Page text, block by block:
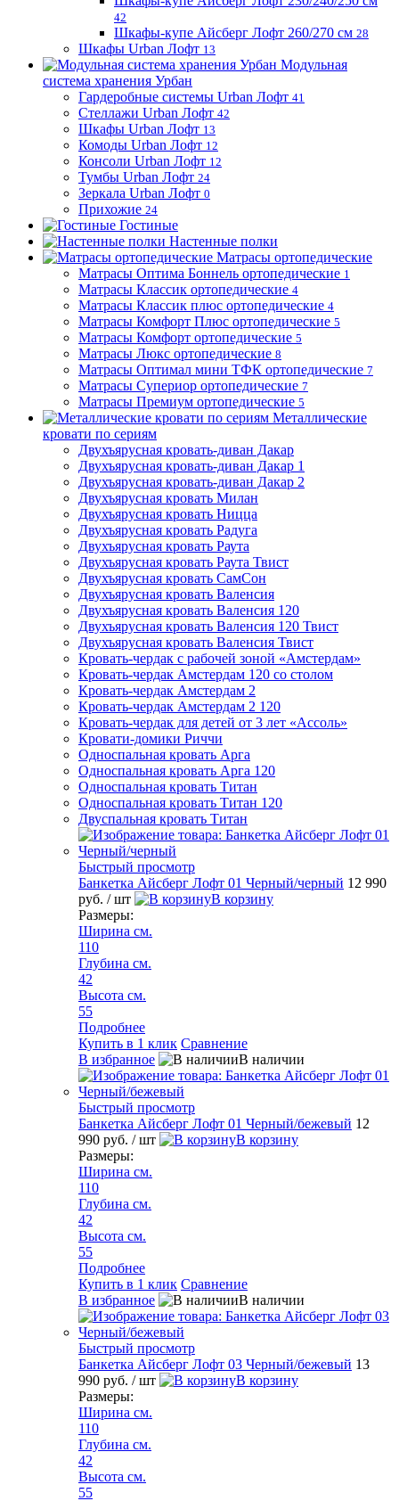
42
Шкафы-купе Айсберг Лофт 260/270 см 28
Шкафы Urban Лофт 13
Модульная
система хранения Урбан
Гардеробные системы Urban Лофт 41
Стеллажи Urban Лофт 42
Шкафы Urban Лофт 13
Комоды Urban Лофт 12
Консоли Urban Лофт 12
Тумбы Urban Лофт 24
Зеркала Urban Лофт 0
Прихожие 24
Гостиные
Настенные полки
Матрасы ортопедические
Матрасы Оптима Боннель ортопедические 1
Матрасы Классик ортопедические 4
Матрасы Классик плюс ортопедические 4
Матрасы Комфорт Плюс ортопедические 5
Матрасы Комфорт ортопедические 5
Матрасы Люкс ортопедические 8
Матрасы Оптимал мини ТФК ортопедические 7
Матрасы Супериор ортопедические 7
Матрасы Премиум ортопедические 5
Металлические
кровати по сериям
Двухъярусная кровать-диван Дакар
Двухъярусная кровать-диван Дакар 1
Двухъярусная кровать-диван Дакар 2
Двухъярусная кровать Милан
Двухъярусная кровать Ницца
Двухъярусная кровать Радуга
Двухъярусная кровать Раута
Двухъярусная кровать Раута Твист
Двухъярусная кровать СамСон
Двухъярусная кровать Валенсия
Двухъярусная кровать Валенсия 120
Двухъярусная кровать Валенсия 120 Твист
Двухъярусная кровать Валенсия Твист
Кровать-чердак с рабочей зоной «Амстердам»
Кровать-чердак Амстердам 120 со столом
Кровать-чердак Амстердам 2
Кровать-чердак Амстердам 2 120
Кровать-чердак для детей от 3 лет «Ассоль»
Кровати-домики Риччи
Односпальная кровать Арга
Односпальная кровать Арга 120
Односпальная кровать Титан
Односпальная кровать Титан 120
Двуспальная кровать Титан
Быстрый просмотр
Банкетка Айсберг Лофт 01 Черный/черный 12 990
руб. / шт
В корзину
Размеры:
Ширина см.
110
Глубина см.
42
Высота см.
55
Подробнее
Купить в 1 клик Сравнение
В избранное
В наличии
Быстрый просмотр
Банкетка Айсберг Лофт 01 Черный/бежевый 12
990 руб. / шт
В корзину
Размеры:
Ширина см.
110
Глубина см.
42
Высота см.
55
Подробнее
Купить в 1 клик Сравнение
В избранное
В наличии
Быстрый просмотр
Банкетка Айсберг Лофт 03 Черный/бежевый 13
990 руб. / шт
В корзину
Размеры:
Ширина см.
110
Глубина см.
42
Высота см.
55